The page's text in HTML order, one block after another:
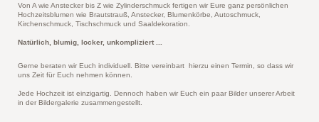
Von A wie Anstecker bis Z wie Zylinderschmuck fertigen wir Eure ganz persönlichen
Hochzeitsblumen wie Brautstrauß, Anstecker, Blumenkörbe, Autoschmuck,
Kirchenschmuck, Tischschmuck und Saaldekoration.
Natürlich, blumig, locker, unkompliziert ...
Gerne beraten wir Euch individuell. Bitte vereinbart hierzu einen Termin, so dass wir
uns Zeit für Euch nehmen können.
Jede Hochzeit ist einzigartig. Dennoch haben wir Euch ein paar Bilder unserer Arbeit
in der Bildergalerie zusammengestellt.